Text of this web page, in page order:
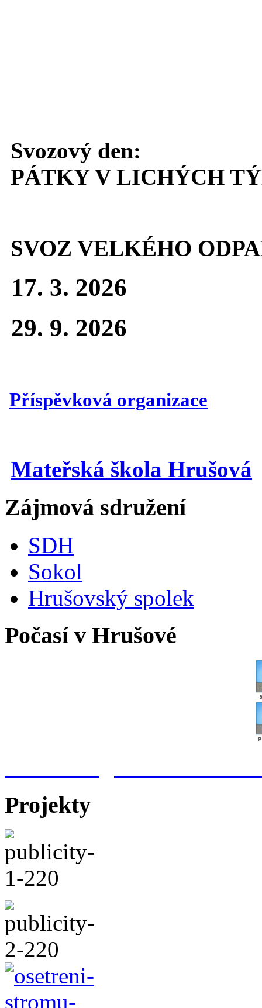
Svozový den:
PÁTKY V LICHÝCH
SVOZ VELKÉHO
17. 3. 2026
29. 9. 2026
Příspěvková organizace
Mateřská škola Hrušová
Zájmová sdružení
SDH
Sokol
Hrušovský spolek
Počasí v Hrušové
Projekty